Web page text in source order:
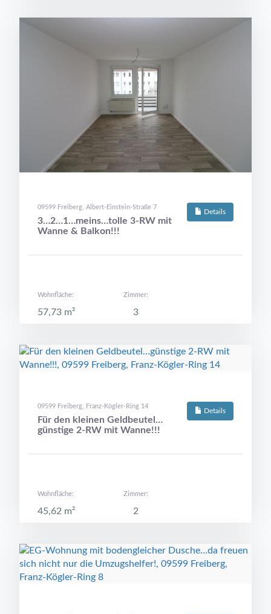
Details
09599 Freiberg, Albert-Einstein-Straße 7
3…2…1…meins…tolle 3-RW mit
Wanne & Balkon!!!
Wohnfläche:
57,73 m²
Zimmer:
3
Details
09599 Freiberg, Franz-Kögler-Ring 14
Für den kleinen Geldbeutel…
günstige 2-RW mit Wanne!!!
Wohnfläche:
45,62 m²
Zimmer:
2